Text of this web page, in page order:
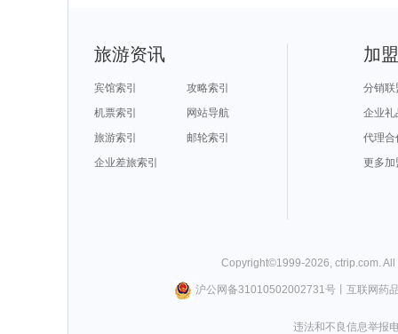
旅游资讯
宾馆索引
攻略索引
机票索引
网站导航
旅游索引
邮轮索引
企业差旅索引
加
分销联
企业礼
代理合
更多加
Copyright©1999-2026 ctrip.com .
沪公网备31010502002731号丨 互联网药
违法和不良信息举报